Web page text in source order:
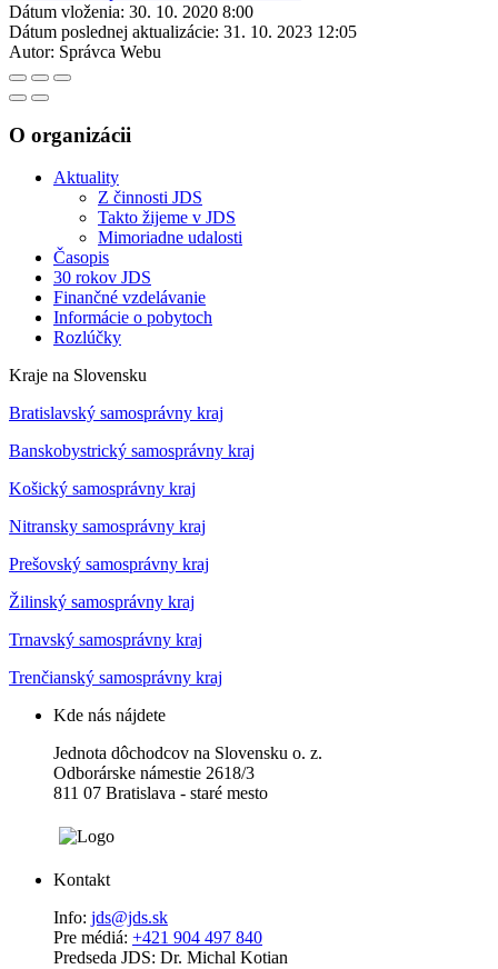
Dátum vloženia: 30. 10. 2020 8:00
Dátum poslednej aktualizácie: 31. 10. 2023 12:05
Autor: Správca Webu
O organizácii
Aktuality
Z činnosti JDS
Takto žijeme v JDS
Mimoriadne udalosti
Časopis
30 rokov JDS
Finančné vzdelávanie
Informácie o pobytoch
Rozlúčky
Kraje na Slovensku
Bratislavský samosprávny kraj
Banskobystrický samosprávny kraj
Košický samosprávny kraj
Nitransky samosprávny kraj
Prešovský samosprávny kraj
Žilinský samosprávny kraj
Trnavský samosprávny kraj
Trenčianský samosprávny kraj
Kde nás nájdete
Jednota dôchodcov na Slovensku o. z.
Odborárske námestie 2618/3
811 07 Bratislava - staré mesto
Kontakt
Info: jds@jds.sk
Pre médiá: +421 904 497 840
Predseda JDS: Dr. Michal Kotian